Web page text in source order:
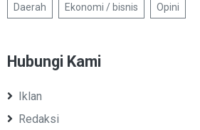
Daerah Ekonomi / bisnis Opini
Hubungi Kami
Iklan
Redaksi